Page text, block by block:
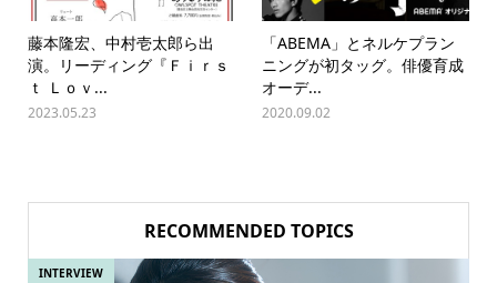
藤本隆宏、中村壱太郎ら出
演。リーディング『Ｆｉｒｓ
ｔ Ｌｏｖ...
2023.05.23
「ABEMA」とネルケプラン
ニングが初タッグ。俳優育成
オーデ...
2020.09.02
RECOMMENDED TOPICS
INTERVIEW